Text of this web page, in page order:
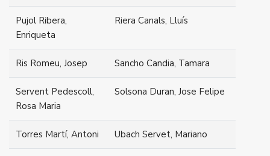
Pujol Ribera,
Enriqueta
Riera Canals, Lluís
Ris Romeu, Josep Sancho Candia, Tamara
Servent Pedescoll,
Rosa Maria
Solsona Duran, Jose Felipe
Torres Martí, Antoni Ubach Servet, Mariano